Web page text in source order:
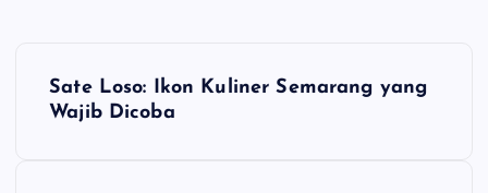
NSate Loso: Ikon Kuliner Semarang yang
Wajib Dicoba